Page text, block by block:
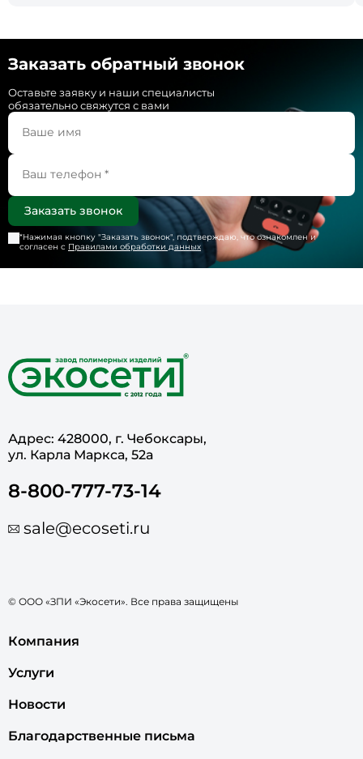
Заказать обратный звонок
Оставьте заявку и наши специалисты
обязательно свяжутся с вами
*Нажимая кнопку "Заказать звонок", подтверждаю, что ознакомлен и
согласен с Правилами обработки данных
Адрес: 428000, г. Чебоксары,
ул. Карла Маркса, 52а
8-800-777-73-14
sale@ecoseti.ru
© ООО «ЗПИ «Экосети». Все права защищены
Компания
Услуги
Новости
Благодарственные письма